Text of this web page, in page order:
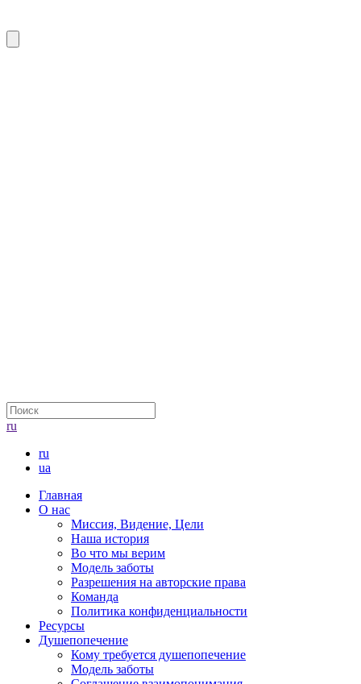
ru
ru
ua
Главная
О нас
Миссия, Видение, Цели
Наша история
Во что мы верим
Модель заботы
Разрешения на авторские права
Команда
Политика конфиденциальности
Ресурсы
Душепопечение
Кому требуется душепопечение
Модель заботы